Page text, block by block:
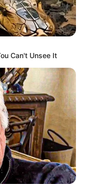
Can't Unsee It